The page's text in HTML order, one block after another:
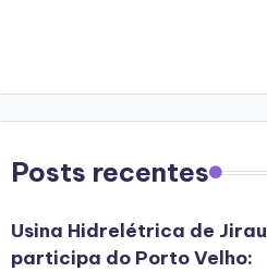
Posts recentes
Usina Hidrelétrica de Jirau
participa do Porto Velho: